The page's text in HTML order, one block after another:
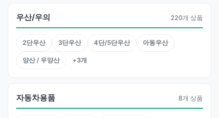
우산/우의 220개 상품
2단우산 3단우산 4단/5단우산 아동우산
양산 / 우양산 +3개
자동차용품 8개 상품